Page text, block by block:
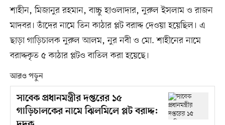
শাহীন, মিজানুর রহমান, বাচ্চু হাওলাদার, নুরুল ইসলাম ও রাজন
মাদবর। তাঁদের নামে তিন কাঠার প্লট বরাদ্দ দেওয়া হয়েছিল। এ
ছাড়া গাড়িচালক নুরুল আলম, নুর নবী ও মো. শাহীনের নামে
বরাদ্দকৃত ৫ কাঠার প্লটও বাতিল করা হয়েছে।
আরও পড়ুন
সাবেক প্রধানমন্ত্রীর দপ্তরের ১৫
গাড়িচালকের নামে ঝিলমিলে প্লট বরাদ্দ: